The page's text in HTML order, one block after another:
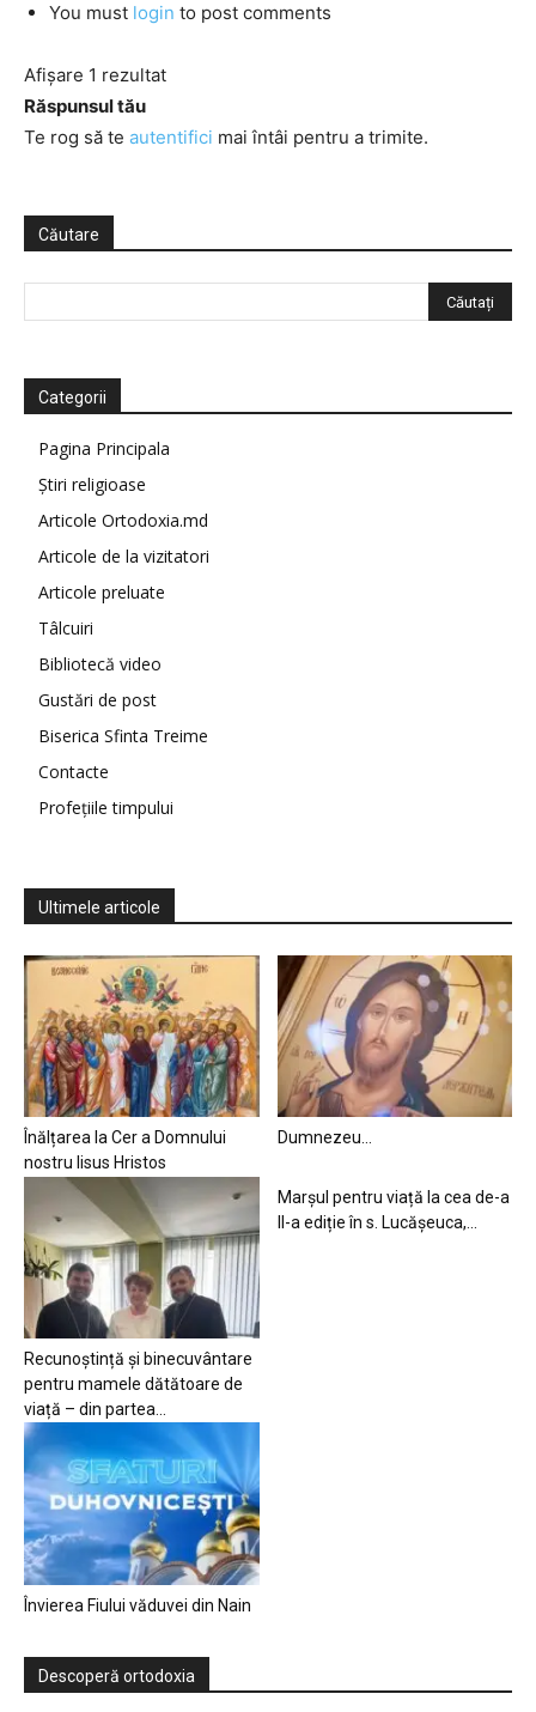
You must login to post comments
Afișare 1 rezultat
Răspunsul tău
Te rog să te autentifici mai întâi pentru a trimite.
Căutare
Categorii
Pagina Principala
Știri religioase
Articole Ortodoxia.md
Articole de la vizitatori
Articole preluate
Tâlcuiri
Bibliotecă video
Gustări de post
Biserica Sfinta Treime
Contacte
Profețiile timpului
Ultimele articole
Înălțarea la Cer a Domnului
nostru Iisus Hristos
Dumnezeu…
Recunoștință și binecuvântare
pentru mamele dătătoare de
viață – din partea...
Marșul pentru viață la cea de-a
II-a ediție în s. Lucășeuca,...
Învierea Fiului văduvei din Nain
Descoperă ortodoxia